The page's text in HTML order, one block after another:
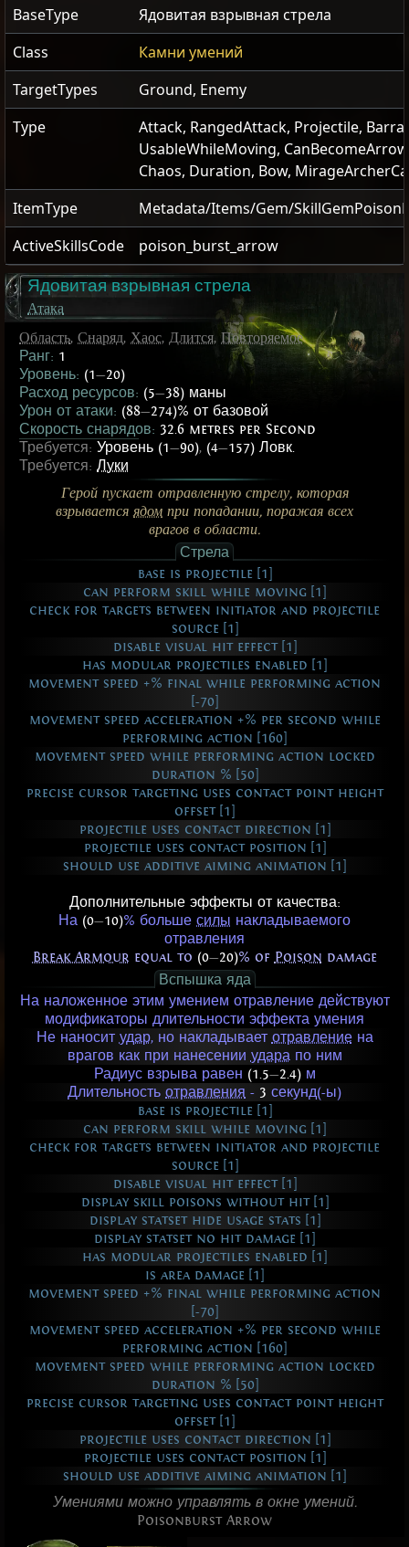
BaseType
Ядовитая взрывная стрела
Class
Камни умений
TargetTypes
Ground, Enemy
Type
Attack, RangedAttack, Projectile,
UsableWhileMoving,
Chaos, Duration, Bow,
ItemType
Metadata/Items/Gem/
ActiveSkillsCode
poison_burst_arrow
Ядовитая взрывная стрела
Атака
Область, Снаряд, Хаос, Длится,Повторяемое
Ранг: 1
Уровень: (1—20)
Расход ресурсов: (5—38) маны
Урон от атаки: (88—274)% от базовой
Скорость снарядов: 32.6 metres per Second
Требуется: Уровень (1—90), (4—157) Ловк.
Требуется: Луки
Герой пускает отравленную стрелу, которая
взрывается ядом при попадании, поражая всех
врагов в области.
Стрела
base is projectile [1]
can perform skill while moving [1]
check for targets between initiator and projectile
source [1]
disable visual hit effect [1]
has modular projectiles enabled [1]
movement speed +% final while performing action
[-70]
movement speed acceleration +% per second while
performing action [160]
movement speed while performing action locked
duration % [50]
precise cursor targeting uses contact point height
offset [1]
projectile uses contact direction [1]
projectile uses contact position [1]
should use additive aiming animation [1]
Дополнительные эффекты от качества:
На (0—10)% больше силы накладываемого
отравления
Break Armour equal to (0—20)% of Poison damage
Вспышка яда
На наложенное этим умением отравление действуют
модификаторы длительности эффекта умения
Не наносит удар, но накладывает отравлениена
врагов как при нанесении удара по ним
Радиус взрыва равен (1.5—2.4)м
Длительность отравления - 3 секунд(-ы)
base is projectile [1]
can perform skill while moving [1]
check for targets between initiator and projectile
source [1]
disable visual hit effect [1]
display skill poisons without hit [1]
display statset hide usage stats [1]
display statset no hit damage [1]
has modular projectiles enabled [1]
is area damage [1]
movement speed +% final while performing action
[-70]
movement speed acceleration +% per second while
performing action [160]
movement speed while performing action locked
duration % [50]
precise cursor targeting uses contact point height
offset [1]
projectile uses contact direction [1]
projectile uses contact position [1]
should use additive aiming animation [1]
Умениями можно управлять в окне умений.
Poisonburst Arrow